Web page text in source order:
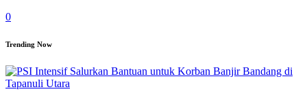
0
Trending Now